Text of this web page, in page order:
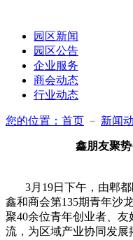
园区新闻
园区公告
企业服务
商会动态
行业动态
您的位置： 首页 － 新闻
鑫朋友聚
3月19日下午，由郫都
鑫和商会第135期青年沙
聚40余位青年创业者、
流，为区域产业协同发展